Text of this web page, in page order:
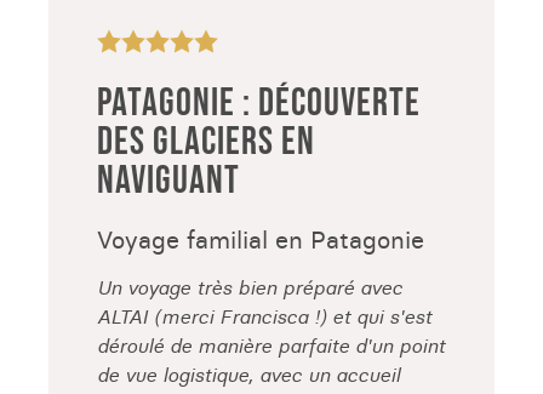
PATAGONIE : DÉCOUVERTE
DES GLACIERS EN
NAVIGUANT
Voyage familial en Patagonie
Un voyage très bien préparé avec
ALTAI (merci Francisca !) et qui s'est
déroulé de manière parfaite d'un point
de vue logistique, avec un accueil